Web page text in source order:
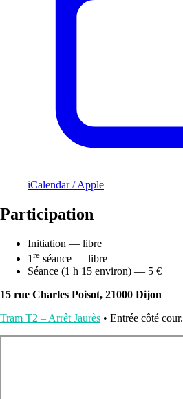
iCalendar / Apple
Participation
Initiation — libre
1 re séance — libre
Séance (1 h 15 environ) — 5 €
15 rue Charles Poisot, 21000 Dijon
Tram T2 – Arrêt Jaurès • Entrée côté cour.